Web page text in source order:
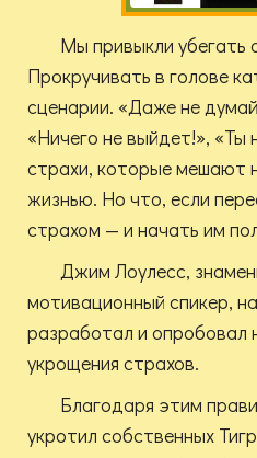
Мы привыкли
Прокручивать в голове
сценарии. «Даже не
«Ничего не выйдет!», «Ты
страхи, которые мешают
жизнью. Но что, если
страхом — и начать им
Джим Лоулесс,
мотивационный спикер,
разработал и опробовал
укрощения страхов.
Благодаря этим
укротил собственных